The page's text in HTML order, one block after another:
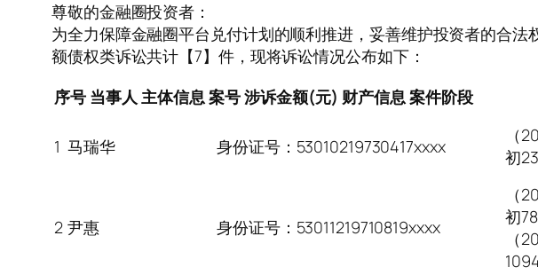
尊敬的金融圈投资者：
为全力保障金融圈平台兑付计划的顺利推进，妥善维护投资者的合
额债权类诉讼共计【7】件，现将诉讼情况公布如下：
序号 当事人 主体信息案号涉诉金额(元) 财产信息案件阶段
1 马瑞华 身份证号：53010219730417xxxx
（
初
2 尹惠 身份证号：53011219710819xxxx
（
初
（